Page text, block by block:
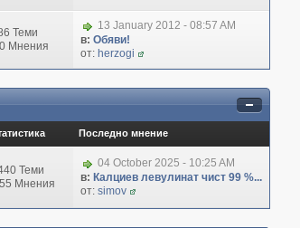
Теми
Мнения
13 January 2012 - 08:57 AM
в: Обяви!
от: herzogi
Последно мнение
Теми
Мнения
04 October 2025 - 10:25 AM
в: Калциев левулинат чист 99 %...
от: simov